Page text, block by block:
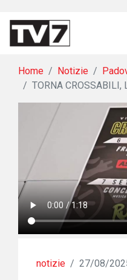
Home Notizie
TORNA CROSSABILI,
notizie / 27/08/